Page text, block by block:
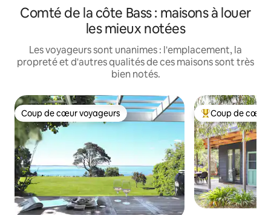
Comté de la côte Bass : maisons à louer
les mieux notées
Les voyageurs sont unanimes : l'emplacement, la
propreté et d'autres qualités de ces maisons sont très
bien notés.
Coup de cœur voyageurs
Coup de cœur voyageurs Coup de cœur
Coup de cœur